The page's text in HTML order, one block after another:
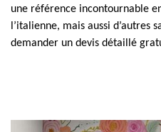
une référence incontournable
l’italienne, mais aussi d’autres
demander un devis détaillé